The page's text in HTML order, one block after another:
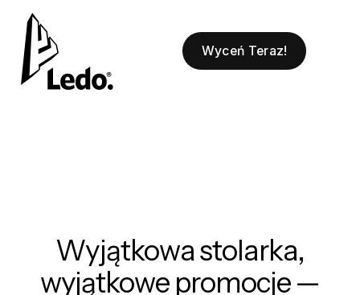
Wyceń Teraz!
Wyjątkowa stolarka,
wyjątkowe promocje —